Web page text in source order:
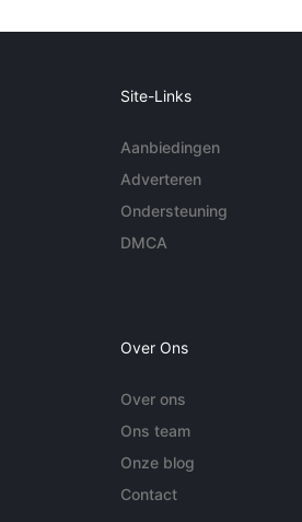
Site-Links
Aanbiedingen
Adverteren
Ondersteuning
DMCA
Over Ons
Over ons
Ons team
Onze blog
Contact